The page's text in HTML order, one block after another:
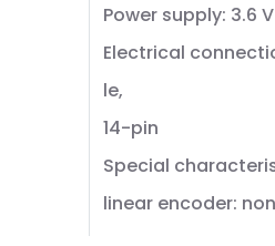
Power supply: 3.6 V
Electrical
le,
14-pin
Special
linear encoder: